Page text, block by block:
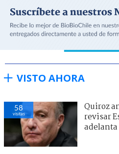
VISTO AHORA
58
visitas
Quiroz
revisar